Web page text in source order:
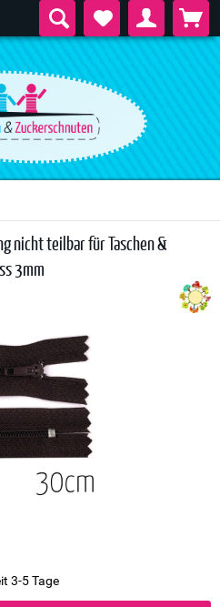
nicht teilbar für Taschen &
3mm
3-5 Tage